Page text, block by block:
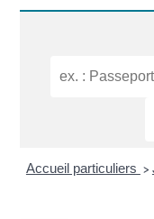
Accueil particuliers >